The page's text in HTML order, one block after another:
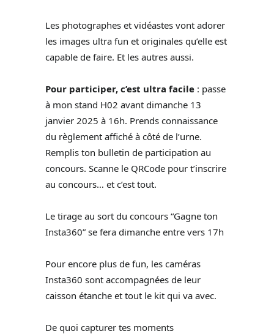
Les photographes et vidéastes vont adorer
les images ultra fun et originales qu’elle est
capable de faire. Et les autres aussi.
Pour participer, c’est ultra facile : passe
à mon stand H02 avant dimanche 13
janvier 2025 à 16h. Prends connaissance
du règlement affiché à côté de l’urne.
Remplis ton bulletin de participation au
concours. Scanne le QRCode pour t’inscrire
au concours… et c’est tout.
Le tirage au sort du concours “Gagne ton
Insta360” se fera dimanche entre vers 17h
Pour encore plus de fun, les caméras
Insta360 sont accompagnées de leur
caisson étanche et tout le kit qui va avec.
De quoi capturer tes moments